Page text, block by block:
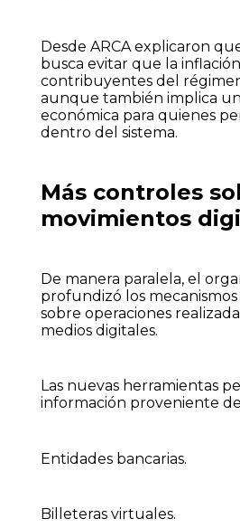
Desde ARCA explicaron
busca evitar que la
contribuyentes del
aunque también implica
económica para quienes
dentro del sistema.
Más controles
movimientos
De manera paralela, el
profundizó los
sobre operaciones
medios digitales.
Las nuevas herramientas
información proveniente
Entidades bancarias.
Billeteras virtuales.